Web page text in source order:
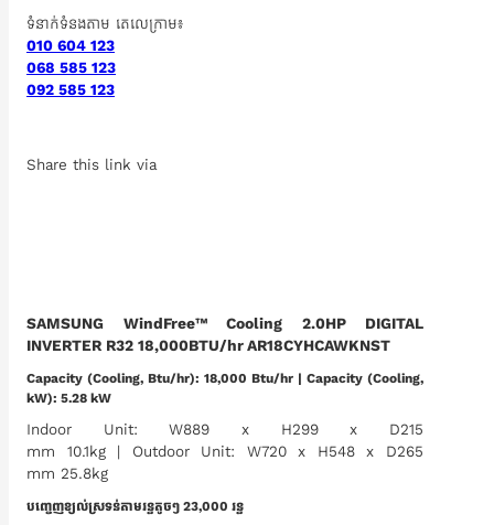
ទំនាក់ទំនងតាម តេលេក្រាម៖
010 604 123
068 585 123
092 585 123
Share this link via
SAMSUNG WindFree™ Cooling 2.0HP DIGITAL
INVERTER R32 18,000BTU/hr AR18CYHCAWKNST
Capacity (Cooling, Btu/hr): 18,000 Btu/hr | Capacity (Cooling,
kW): 5.28 kW
Indoor Unit: W889 x H299 x D215
mm 10.1kg | Outdoor Unit: W720 x H548 x D265
mm 25.8kg
បញ្ចេញខ្យល់ស្រទន់តាមរន្ធតូចៗ 23,000​ រន្ធ